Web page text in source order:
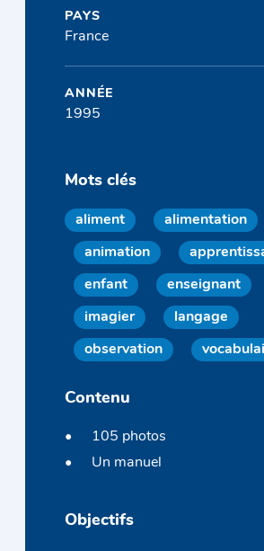
PAYS
France
ANNÉE
1995
Mots clés
aliment alimentation
animation
enfant enseignant
imagier langage
observation
Contenu
105 photos
Un manuel
Objectifs